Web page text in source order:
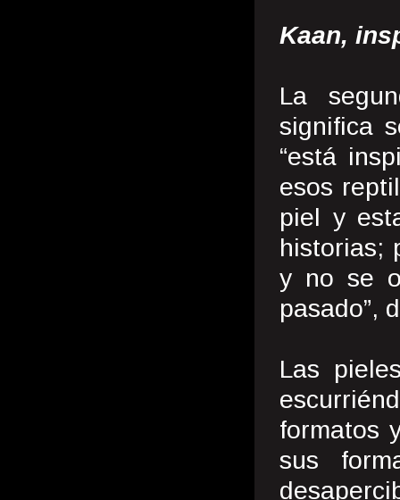
Kaan,
La
significa
“está
esos
piel y
historias;
y no se
pasado”,
Las
formatos
sus